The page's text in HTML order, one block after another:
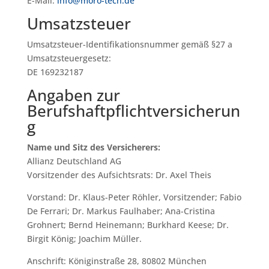
Umsatzsteuer
Umsatzsteuer-Identifikationsnummer gemäß §27 a
Umsatzsteuergesetz:
DE 169232187
Angaben zur
Berufshaftpflichtversicherun
g
Name und Sitz des Versicherers:
Allianz Deutschland AG
Vorsitzender des Aufsichtsrats: Dr. Axel Theis
Vorstand: Dr. Klaus-Peter Röhler, Vorsitzender; Fabio
De Ferrari; Dr. Markus Faulhaber; Ana-Cristina
Grohnert; Bernd Heinemann; Burkhard Keese; Dr.
Birgit König; Joachim Müller.
Anschrift: Königinstraße 28, 80802 München